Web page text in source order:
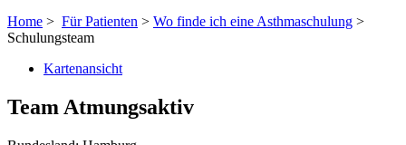
Home > Für Patienten > Wo finde ich eine Asthmaschulung >
Schulungsteam
Kartenansicht
Team Atmungsaktiv